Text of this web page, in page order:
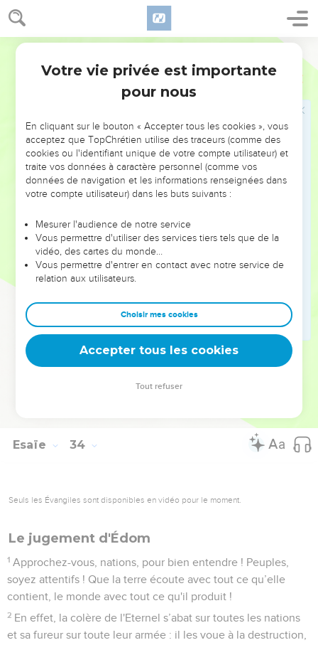
Esaïe 33
Tes yeux verront le roi dans toute sa beauté, ils
contempleront le pays dans toute son étendue.
Ton cœur se souviendra de ses terreurs : « Où est le
secrétaire ? Où est le trésorier ? Où est celui qui inspectait
Tu ne verras plus le peuple audacieux, le peuple au
baragouinage obscur, au langage balbutiant qu'on ne
comprend pas.
Regarde Sion, la ville de nos fêtes ! Tes yeux verront
Jérusalem comme un domaine sûr, une tente qui ne sera
plus transportée, dont les piquets ne seront plus jamais
Oui, c'est là que l'Eternel se montre magnifique pour
nous : il nous tient lieu de fleuves et de larges rivières où
aucun bateau ne circule, où aucun grand navire ne passe.
22
législateur, l'Eternel est notre roi, c'est lui qui nous sauve.
Tes cordages sont relâchés, ils ne maintiennent plus le
mât et ne tendent plus les voiles. Alors on partage le produit
d'un immense butin. Même les boiteux prennent part au
Le peuple qui habite Jérusalem reçoit le pardon de sa faute.
Esaïe 34
Seuls les Évangiles sont disponibles en vidéo pour le moment.
Le jugement d'Édom
1 Approchez-vous, nations, pour bien entendre ! Peuples,
soyez attentifs ! Que la terre écoute avec tout ce qu’elle
contient, le monde avec tout ce qu'il produit !
2 En effet, la colère de l'Eternel s’abat sur toutes les nations
et sa fureur sur toute leur armée : il les voue à la destruction,
Votre vie privée est importante
pour nous
En cliquant sur le bouton « Accepter tous les cookies », vous
acceptez que TopChrétien utilise des traceurs (comme des
cookies ou l'identifiant unique de votre compte utilisateur) et
traite vos données à caractère personnel (comme vos
données de navigation et les informations renseignées dans
votre compte utilisateur) dans les buts suivants :
Mesurer l'audience de notre service
Vous permettre d'utiliser des services tiers tels que de la
vidéo, des cartes du monde…
Vous permettre d'entrer en contact avec notre service de
relation aux utilisateurs.
Choisir mes cookies
Accepter tous les cookies
Tout refuser